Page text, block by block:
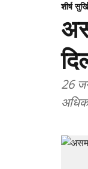
शीर्ष
26